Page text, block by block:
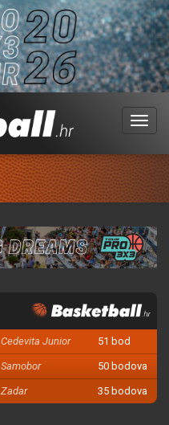
Menu
Cedevita Junior 51 bod
Samobor 50 bodova
Zadar 35 bodova